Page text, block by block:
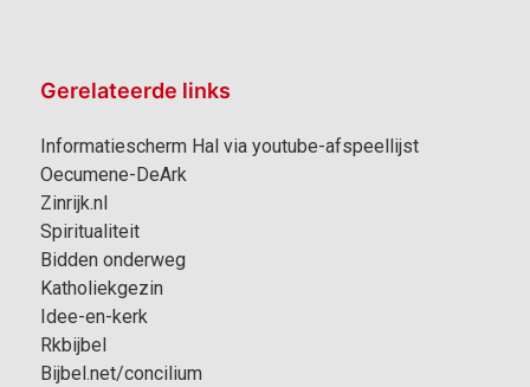
Gerelateerde links
Informatiescherm Hal via youtube-afspeellijst
Oecumene-DeArk
Zinrijk.nl
Spiritualiteit
Bidden onderweg
Katholiekgezin
Idee-en-kerk
Rkbijbel
Bijbel.net/concilium